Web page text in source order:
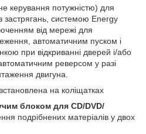
керування потужністю) для
застрягань, системою Energy
від мережі для
автоматичним пуском і
при відкриванні дверей і/або
реверсом у разі
двигуна.
​​на коліщатках
блоком для CD/DVD/
подрібнених матеріалів у двох